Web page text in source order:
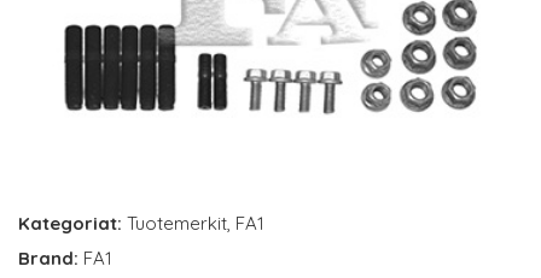
Kategoriat: Tuotemerkit, FA1
Brand: FA1